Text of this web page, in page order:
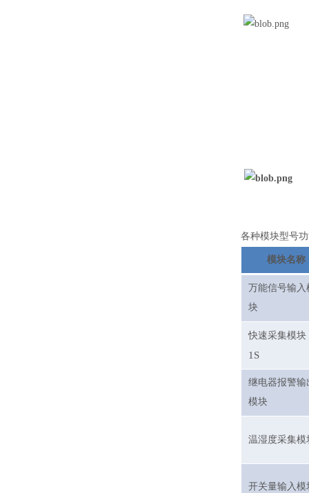
各种模块型号
模块名称
万能信号输入
块
快速采集模块
1S
继电器报警输
模块
温湿度采集模
开关量输入模